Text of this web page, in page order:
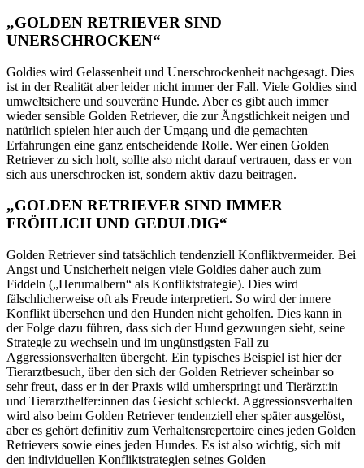
„GOLDEN RETRIEVER SIND
UNERSCHROCKEN“
Goldies wird Gelassenheit und Unerschrockenheit nachgesagt. Dies
ist in der Realität aber leider nicht immer der Fall. Viele Goldies sind
umweltsichere und souveräne Hunde. Aber es gibt auch immer
wieder sensible Golden Retriever, die zur Ängstlichkeit neigen und
natürlich spielen hier auch der Umgang und die gemachten
Erfahrungen eine ganz entscheidende Rolle. Wer einen Golden
Retriever zu sich holt, sollte also nicht darauf vertrauen, dass er von
sich aus unerschrocken ist, sondern aktiv dazu beitragen.
„GOLDEN RETRIEVER SIND IMMER
FRÖHLICH UND GEDULDIG“
Golden Retriever sind tatsächlich tendenziell Konfliktvermeider. Bei
Angst und Unsicherheit neigen viele Goldies daher auch zum
Fiddeln („Herumalbern“ als Konfliktstrategie). Dies wird
fälschlicherweise oft als Freude interpretiert. So wird der innere
Konflikt übersehen und den Hunden nicht geholfen. Dies kann in
der Folge dazu führen, dass sich der Hund gezwungen sieht, seine
Strategie zu wechseln und im ungünstigsten Fall zu
Aggressionsverhalten übergeht. Ein typisches Beispiel ist hier der
Tierarztbesuch, über den sich der Golden Retriever scheinbar so
sehr freut, dass er in der Praxis wild umherspringt und Tierärzt:in
und Tierarzthelfer:innen das Gesicht schleckt. Aggressionsverhalten
wird also beim Golden Retriever tendenziell eher später ausgelöst,
aber es gehört definitiv zum Verhaltensrepertoire eines jeden Golden
Retrievers sowie eines jeden Hundes. Es ist also wichtig, sich mit
den individuellen Konfliktstrategien seines Golden